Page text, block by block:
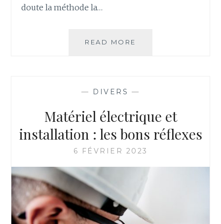
doute la méthode la…
READ MORE
— DIVERS —
Matériel électrique et
installation : les bons réflexes
6 FÉVRIER 2023